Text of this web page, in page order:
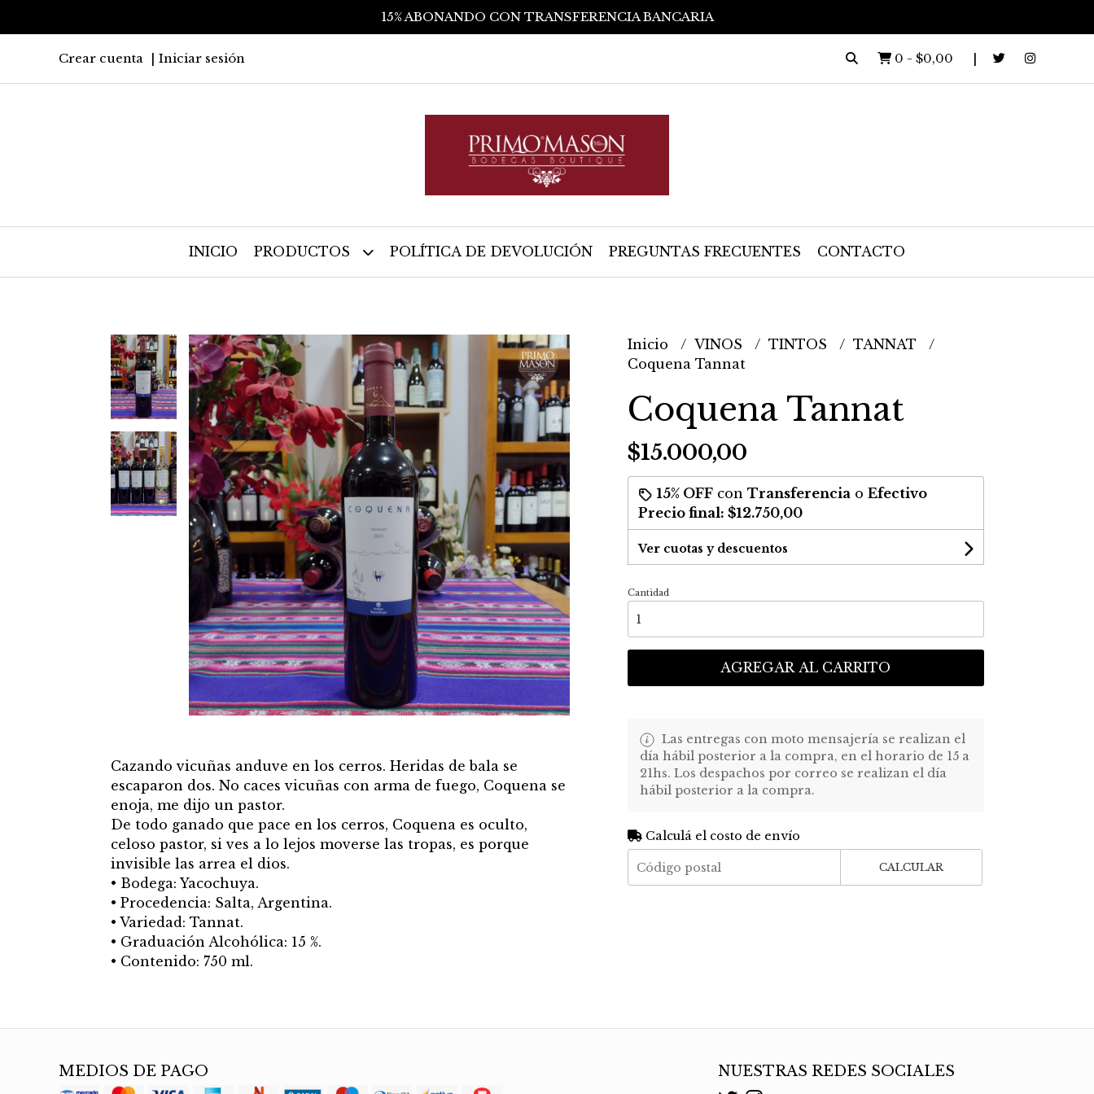
15% ABONANDO CON TRANSFERENCIA BANCARIA
Crear cuenta Iniciar sesión 0 - $0,00
INICIO PRODUCTOS POLÍTICA DE DEVOLUCIÓN PREGUNTAS FRECUENTES CONTACTO
Cazando vicuñas anduve en los cerros. Heridas de bala se
escaparon dos. No caces vicuñas con arma de fuego, Coquena se
enoja, me dijo un pastor.
De todo ganado que pace en los cerros, Coquena es oculto,
celoso pastor, si ves a lo lejos moverse las tropas, es porque
invisible las arrea el dios.
• Bodega: Yacochuya.
• Procedencia: Salta, Argentina.
• Variedad: Tannat.
• Graduación Alcohólica: 15 %.
• Contenido: 750 ml.
Inicio VINOS TINTOS
TANNAT
Coquena Tannat
Coquena Tannat
$15.000,00
15% OFFcon Transferenciao Efectivo
Precio final: $12.750,00
Ver cuotas y descuentos
Cantidad
AGREGAR AL CARRITO
Las entregas con moto mensajería se realizan el
día hábil posterior a la compra, en el horario de 15 a
21hs. Los despachos por correo se realizan el día
hábil posterior a la compra.
Calculá el costo de envío
CALCULAR
MEDIOS DE PAGO NUESTRAS REDES SOCIALES